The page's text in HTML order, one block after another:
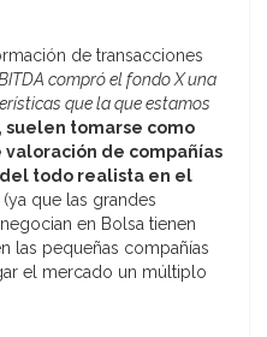
de transacciones
compró el fondo X una
que la que estamos
tomarse como
de compañías
todo realista en el
(ya que las grandes
en Bolsa tienen
las pequeñas compañías
el mercado un múltiplo